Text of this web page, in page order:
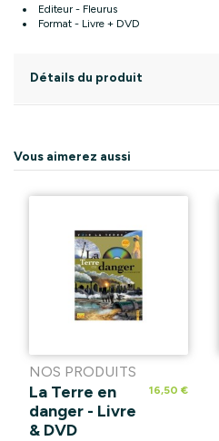
Editeur - Fleurus
Format - Livre + DVD
Détails du produit
Vous aimerez aussi
NOS PRODUITS
La Terre en
danger - Livre
& DVD
16,50 €